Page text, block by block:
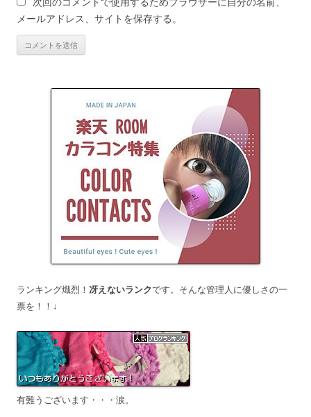
メールアドレス、サイトを保存する。
ランキング熾烈！ 冴えないランクです。そんな管理人に優しさの一
票を！！↓
有難うございます・・・涙。